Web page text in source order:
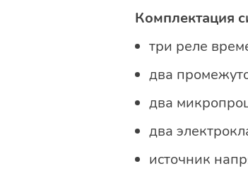
Комплектация
три реле
два
два
два
источник